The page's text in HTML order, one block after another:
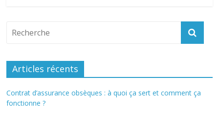
Articles récents
Contrat d’assurance obsèques : à quoi ça sert et comment ça
fonctionne ?